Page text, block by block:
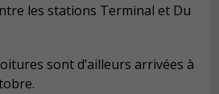
les stations Terminal et Du
sont d’ailleurs arrivées à